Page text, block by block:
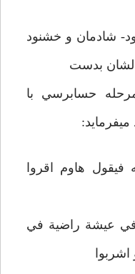
شادمان و خشنود
بدست
حسابرسي با
فيقول هاوم اقروا
عيشة راضية في